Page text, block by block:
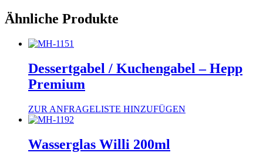
Ähnliche Produkte
Dessertgabel / Kuchengabel – Hepp
Premium
ZUR ANFRAGELISTE HINZUFÜGEN
Wasserglas Willi 200ml